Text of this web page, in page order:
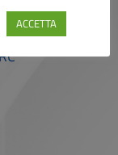
ACCETTA